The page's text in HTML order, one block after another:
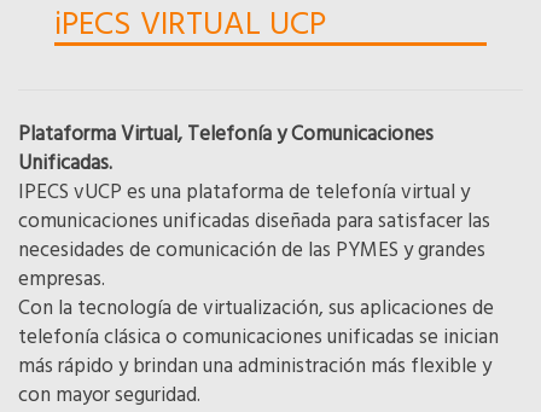
iPECS VIRTUAL UCP
Plataforma Virtual, Telefonía y Comunicaciones
Unificadas.
IPECS vUCP es una plataforma de telefonía virtual y
comunicaciones unificadas diseñada para satisfacer las
necesidades de comunicación de las PYMES y grandes
empresas.
Con la tecnología de virtualización, sus aplicaciones de
telefonía clásica o comunicaciones unificadas se inician
más rápido y brindan una administración más flexible y
con mayor seguridad.